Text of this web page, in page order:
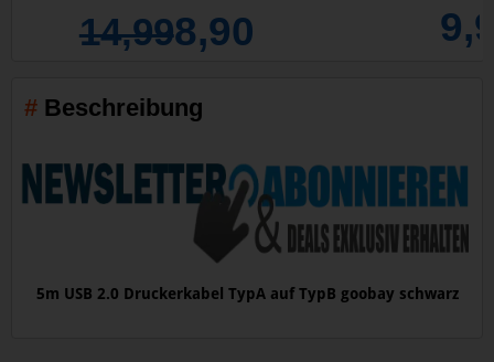
8,90
14,99
Beschreibung
5m USB 2.0 Druckerkabel TypA auf TypB goobay schwarz